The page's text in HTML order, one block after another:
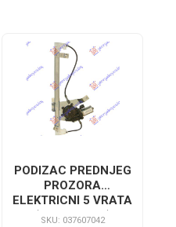
PODIZAC PREDNJEG
PROZORA
ELEKTRICNI 5 VRATA
(A KVALITET)
SKU: 037607042